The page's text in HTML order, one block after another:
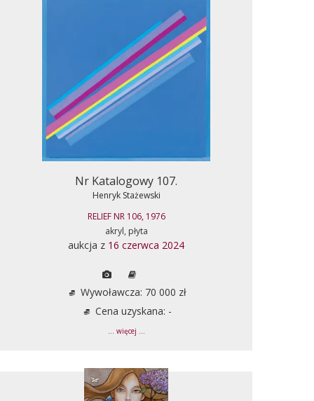
Nr Katalogowy 107.
Henryk Stażewski
RELIEF NR 106, 1976
akryl, płyta
aukcja z 16 czerwca 2024
Wywoławcza: 70 000 zł
Cena uzyskana: -
... więcej ...